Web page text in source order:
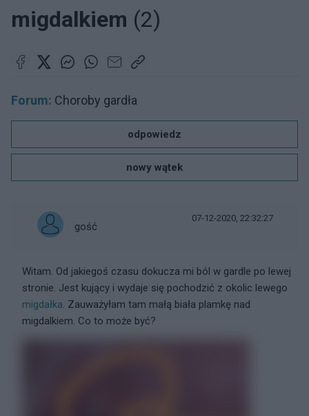
migdalkiem (2)
Forum: Choroby gardła
odpowiedz
nowy wątek
gość
07-12-2020, 22:32:27
Witam. Od jakiegoś czasu dokucza mi ból w gardle po lewej
stronie. Jest kujący i wydaje się pochodzić z okolic lewego
migdałka. Zauważyłam tam małą biała plamkę nad
migdalkiem. Co to może być?